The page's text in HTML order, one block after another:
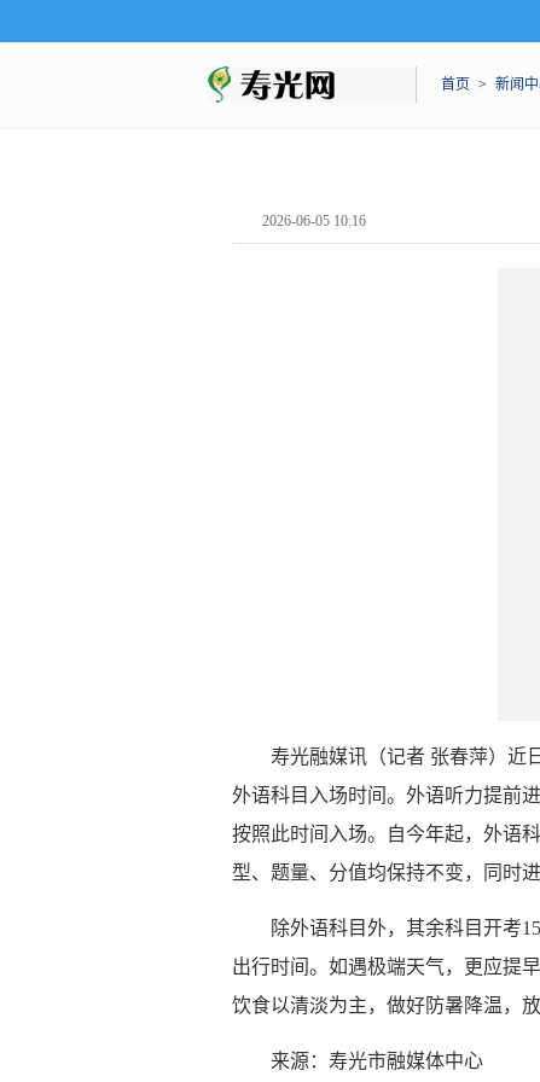
首页 > 新闻
2026-06-05 10:16
寿光融媒讯（记者 张春萍）近
外语科目入场时间。外语听力提前
按照此时间入场。自今年起，外语
型、题量、分值均保持不变，同时
除外语科目外，其余科目开考
出行时间。如遇极端天气，更应提
饮食以清淡为主，做好防暑降温，
来源：寿光市融媒体中心